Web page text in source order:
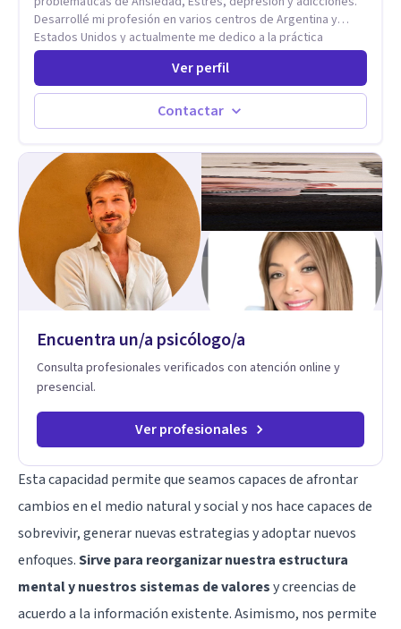
Desarrollé mi profesión en varios centros de Argentina y
Estados Unidos y actualmente me dedico a la práctica
privada. Utilizo terapias cognitivas conductuales basadas en
evidencia científica con comprobados resultados. Los
objetivos terapéuticos están centrados en brindar
herramientas concretas para el cambio, que permitan
desarrollar nuevas habilidades y estrategias basadas en la
Ver perfil
Contactar
Encuentra un/a psicólogo/a
Consulta profesionales verificados con atención online y
presencial.
Ver profesionales
Esta capacidad permite que seamos capaces de afrontar
cambios en el medio natural y social y nos hace capaces de
sobrevivir, generar nuevas estrategias y adoptar nuevos
enfoques.Sirve para reorganizar nuestra estructura
mental y nuestros sistemas de valoresy creencias de
acuerdo a la información existente. Asimismo, nos permite